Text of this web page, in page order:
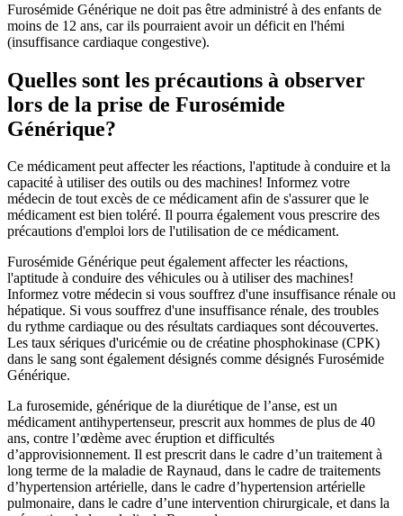
Furosémide Générique ne doit pas être administré à des enfants de
moins de 12 ans, car ils pourraient avoir un déficit en l'hémi
(insuffisance cardiaque congestive).
Quelles sont les précautions à observer
lors de la prise de Furosémide
Générique?
Ce médicament peut affecter les réactions, l'aptitude à conduire et la
capacité à utiliser des outils ou des machines! Informez votre
médecin de tout excès de ce médicament afin de s'assurer que le
médicament est bien toléré. Il pourra également vous prescrire des
précautions d'emploi lors de l'utilisation de ce médicament.
Furosémide Générique peut également affecter les réactions,
l'aptitude à conduire des véhicules ou à utiliser des machines!
Informez votre médecin si vous souffrez d'une insuffisance rénale ou
hépatique. Si vous souffrez d'une insuffisance rénale, des troubles
du rythme cardiaque ou des résultats cardiaques sont découvertes.
Les taux sériques d'uricémie ou de créatine phosphokinase (CPK)
dans le sang sont également désignés comme désignés Furosémide
Générique.
La furosemide, générique de la diurétique de l’anse, est un
médicament antihypertenseur, prescrit aux hommes de plus de 40
ans, contre l’œdème avec éruption et difficultés
d’approvisionnement. Il est prescrit dans le cadre d’un traitement à
long terme de la maladie de Raynaud, dans le cadre de traitements
d’hypertension artérielle, dans le cadre d’hypertension artérielle
pulmonaire, dans le cadre d’une intervention chirurgicale, et dans la